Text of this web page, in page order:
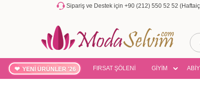
Sipariş ve Destek için +90 (212) 550 52 52
YENİ ÜRÜNLER '26 FIRSAT ŞÖLENİ GİYİM